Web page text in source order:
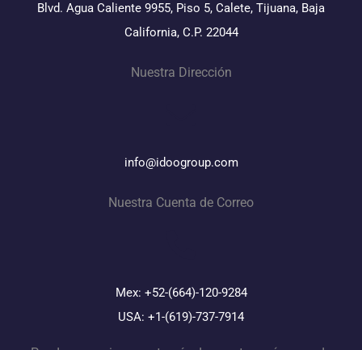
Blvd. Agua Caliente 9955, Piso 5, Calete, Tijuana, Baja
California, C.P. 22044
Nuestra Dirección
info@idoogroup.com
Nuestra Cuenta de Correo
Mex: +52-(664)-120-9284
USA: +1-(619)-737-7914